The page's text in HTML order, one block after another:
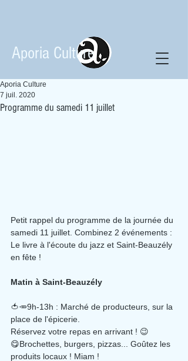
Aporia Culture
Programme du samedi 11 juillet
Aporia Culture
7 juil. 2020
Petit rappel du programme de la journée du
samedi 11 juillet. Combinez 2 événements :
Le livre à l'écoute du jazz et Saint-Beauzély
en fête !
Matin à Saint-Beauzély
🍅🥕9h-13h : Marché de producteurs, sur la
place de l'épicerie.
Réservez votre repas en arrivant ! 😉
😋Brochettes, burgers, pizzas... Goûtez les
produits locaux ! Miam !